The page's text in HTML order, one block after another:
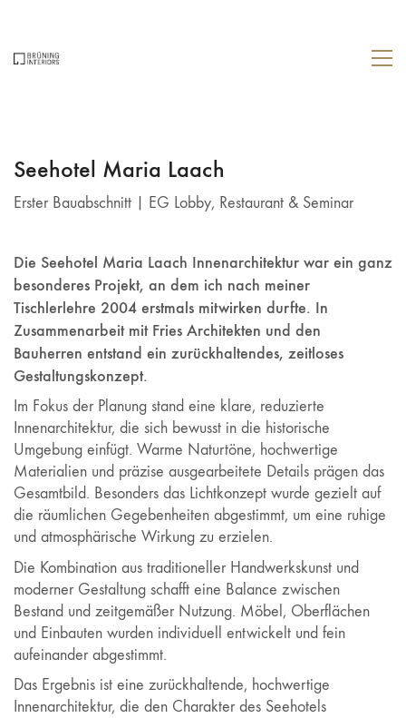
Seehotel Maria Laach
Erster Bauabschnitt | EG Lobby, Restaurant & Seminar
Die Seehotel Maria Laach Innenarchitektur war ein ganz
besonderes Projekt, an dem ich nach meiner
Tischlerlehre 2004 erstmals mitwirken durfte. In
Zusammenarbeit mit Fries Architekten und den
Bauherren entstand ein zurückhaltendes, zeitloses
Gestaltungskonzept.
Im Fokus der Planung stand eine klare, reduzierte
Innenarchitektur, die sich bewusst in die historische
Umgebung einfügt. Warme Naturtöne, hochwertige
Materialien und präzise ausgearbeitete Details prägen das
Gesamtbild. Besonders das Lichtkonzept wurde gezielt auf
die räumlichen Gegebenheiten abgestimmt, um eine ruhige
und atmosphärische Wirkung zu erzielen.
Die Kombination aus traditioneller Handwerkskunst und
moderner Gestaltung schafft eine Balance zwischen
Bestand und zeitgemäßer Nutzung. Möbel, Oberflächen
und Einbauten wurden individuell entwickelt und fein
aufeinander abgestimmt.
Das Ergebnis ist eine zurückhaltende, hochwertige
Innenarchitektur, die den Charakter des Seehotels